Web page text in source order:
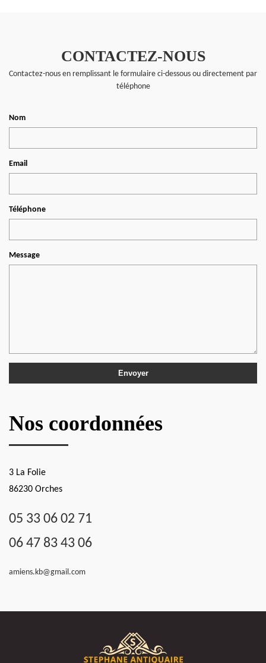
CONTACTEZ-NOUS
Contactez-nous en remplissant le formulaire ci-dessous ou directement par
téléphone
Nom
Email
Téléphone
Message
Nos coordonnées
3 La Folie
86230 Orches
05 33 06 02 71
06 47 83 43 06
amiens.kb@gmail.com